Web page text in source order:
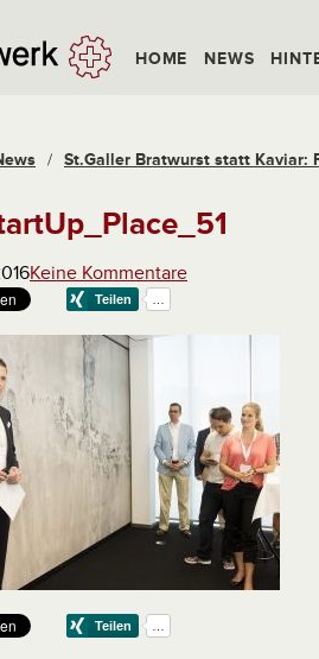
HOME NEWS
/ St.Galler Bratwurst statt Kaviar:
Keine Kommentare